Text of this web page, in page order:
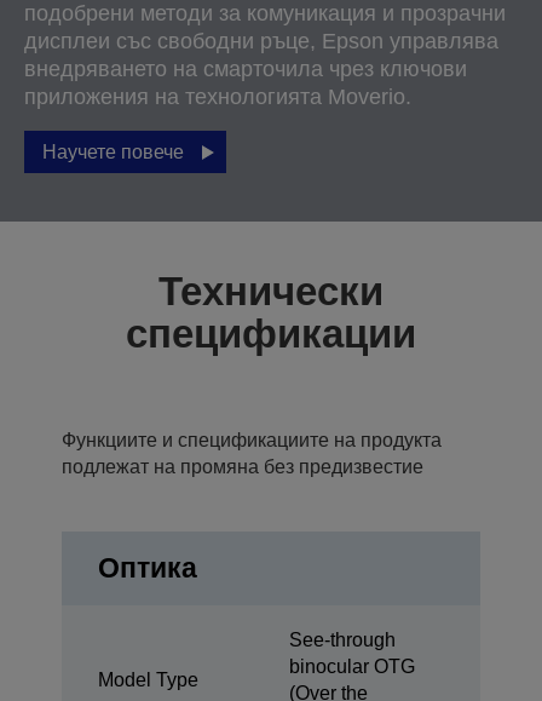
подобрени методи за комуникация и прозрачни
дисплеи със свободни ръце, Epson управлява
внедряването на смарточила чрез ключови
приложения на технологията Moverio.
Научете повече
Технически
спецификации
Функциите и спецификациите на продукта
подлежат на промяна без предизвестие
Оптика
Model Type
See-through
binocular OTG
(Over the